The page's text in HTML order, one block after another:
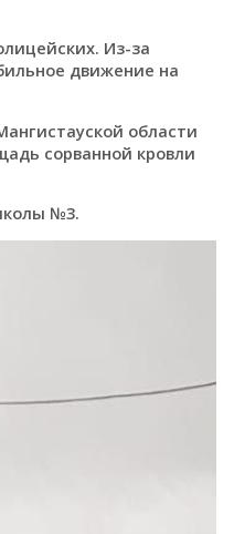
Из-за
движение на
области
сорванной кровли
№3.